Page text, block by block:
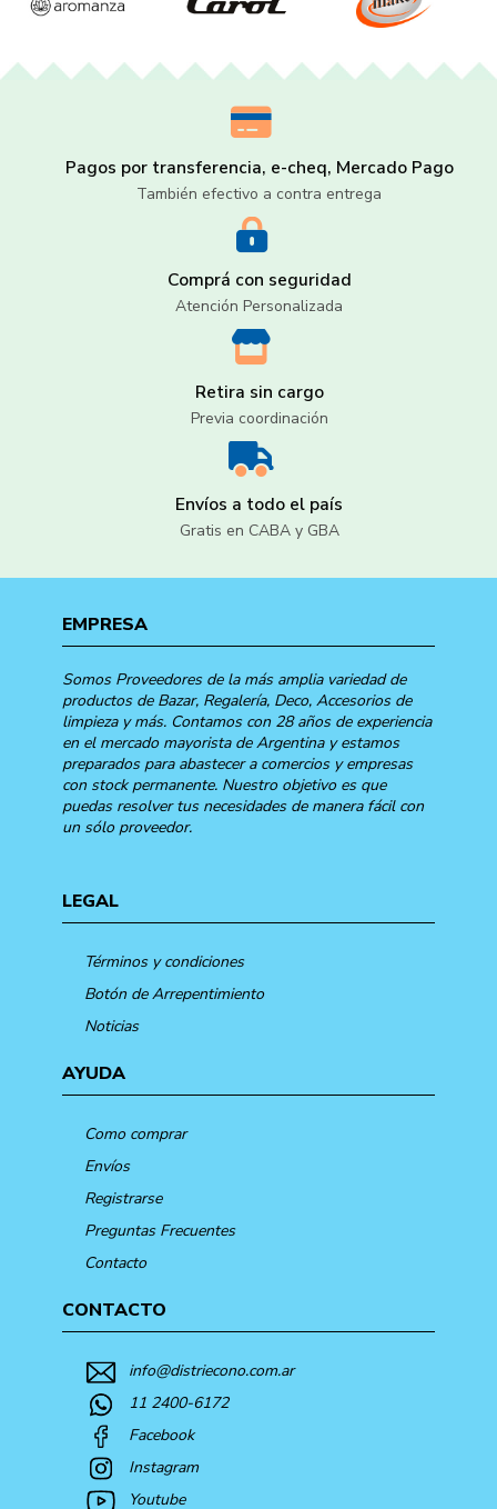
Pagos por transferencia, e-cheq, Mercado Pago
También efectivo a contra entrega
Comprá con seguridad
Atención Personalizada
Retira sin cargo
Previa coordinación
Envíos a todo el país
Gratis en CABA y GBA
EMPRESA
Somos Proveedores de la más amplia variedad de
productos de Bazar, Regalería, Deco, Accesorios de
limpieza y más. Contamos con 28 años de experiencia
en el mercado mayorista de Argentina y estamos
preparados para abastecer a comercios y empresas
con stock permanente. Nuestro objetivo es que
puedas resolver tus necesidades de manera fácil con
un sólo proveedor.
LEGAL
Términos y condiciones
Botón de Arrepentimiento
Noticias
AYUDA
Como comprar
Envíos
Registrarse
Preguntas Frecuentes
Contacto
CONTACTO
info@distriecono.com.ar
11 2400-6172
Facebook
Instagram
Youtube